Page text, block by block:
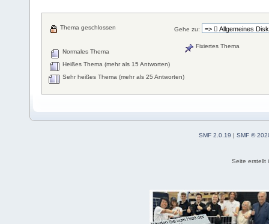
Gehe zu:
Normales Thema
Heißes Thema (mehr als 15 Antworten)
Sehr heißes Thema (mehr als 25 Antworten)
Thema geschlossen
Fixiertes Thema
SMF 2.0.19 | SMF ©
Seite erstellt